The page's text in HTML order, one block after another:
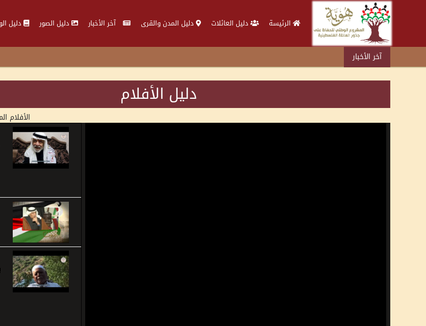
الرئيسة دليل العائلات دليل المدن والقرى آخر الأخبار دليل الصور دليل
آخر الأخبار
دليل الأفلام
الأفلام